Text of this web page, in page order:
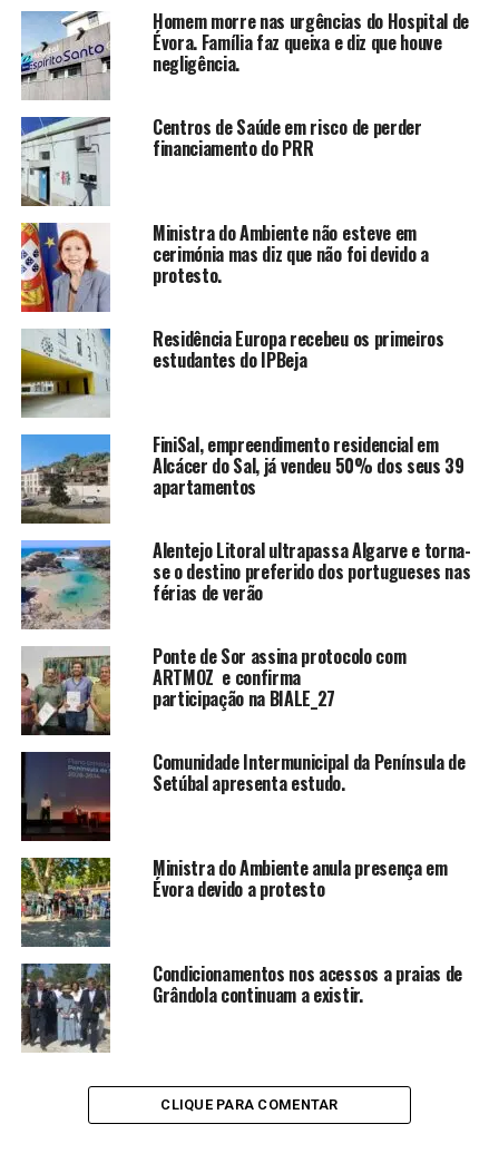
Homem morre nas urgências do Hospital de
Évora. Família faz queixa e diz que houve
negligência.
Centros de Saúde em risco de perder
financiamento do PRR
Ministra do Ambiente não esteve em
cerimónia mas diz que não foi devido a
protesto.
Residência Europa recebeu os primeiros
estudantes do IPBeja
FiniSal, empreendimento residencial em
Alcácer do Sal, já vendeu 50% dos seus 39
apartamentos
Alentejo Litoral ultrapassa Algarve e torna-
se o destino preferido dos portugueses nas
férias de verão
Ponte de Sor assina protocolo com
ARTMOZ e confirma
participação na BIALE_27
Comunidade Intermunicipal da Península de
Setúbal apresenta estudo.
Ministra do Ambiente anula presença em
Évora devido a protesto
Condicionamentos nos acessos a praias de
Grândola continuam a existir.
CLIQUE PARA COMENTAR